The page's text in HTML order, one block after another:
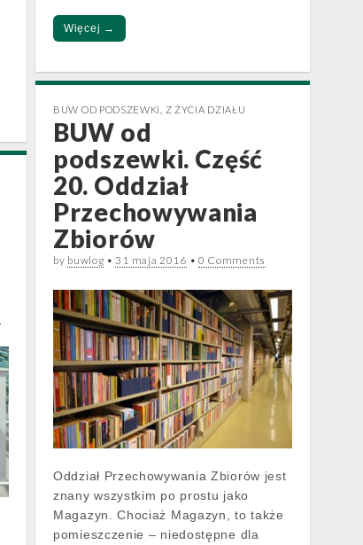
Więcej →
BUW OD PODSZEWKI Z ŻYCIA DZIAŁU
BUW od
podszewki. Część
20. Oddział
Przechowywania
Zbiorów
by buwlog •31 maja 2016 • 0 Comments
Oddział Przechowywania Zbiorów jest
znany wszystkim po prostu jako
Magazyn. Chociaż Magazyn, to także
pomieszczenie – niedostępne dla